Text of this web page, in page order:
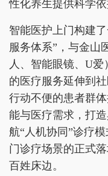
性化养生提供科学依
智能医护上门构建
服务体系”，与金山
人、智能眼镜、U
的医疗服务延伸到
行动不便的患者群
能与医疗需求，打
航“人机协同”诊疗
门诊疗场景的正式
百姓床边。